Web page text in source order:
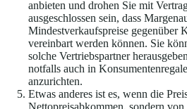
anbieten und drohen Sie mit
ausgeschlossen sein, dass
Mindestverkaufspreise gegenüber
vereinbart werden können. Sie
solche Vertriebspartner
notfalls auch in
anzurichten.
Etwas anderes ist es, wenn die
Nettopreisabkommen, sondern